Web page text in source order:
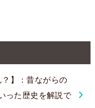
？】：昔ながらの
った歴史を解説で